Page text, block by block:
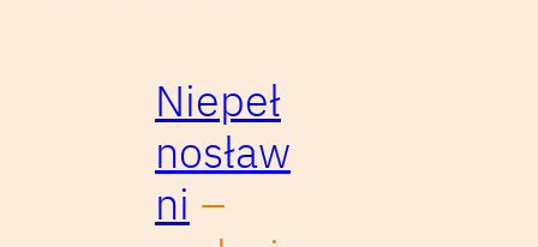
Niepeł
nosław
ni –